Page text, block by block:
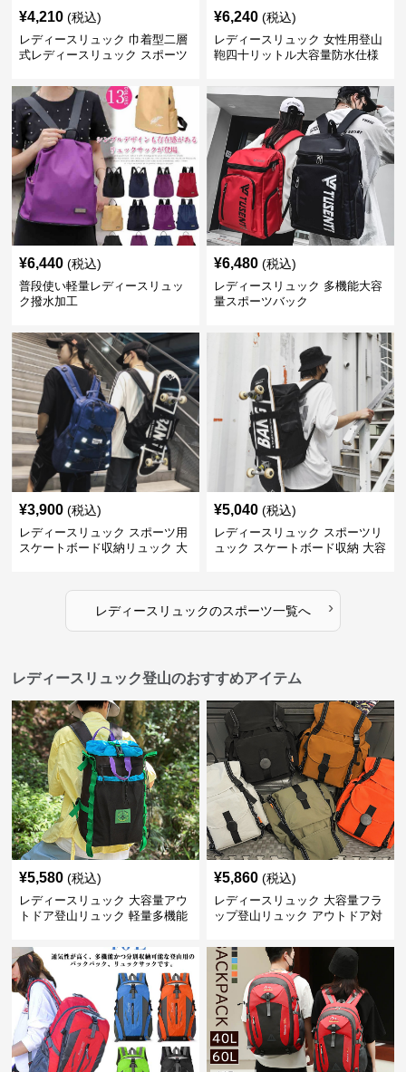
¥4,210 (税込)
レディースリュック 巾着型二層
式レディースリュック スポーツ
¥6,240 (税込)
レディースリュック 女性用登山
鞄四十リットル大容量防水仕様
¥6,440 (税込)
普段使い軽量レディースリュッ
ク撥水加工
¥6,480 (税込)
レディースリュック 多機能大容
量スポーツバック
¥3,900 (税込)
レディースリュック スポーツ用
スケートボード収納リュック 大
¥5,040 (税込)
レディースリュック スポーツリ
ュック スケートボード収納 大容
レディースリュックのスポーツ一覧へ ›
レディースリュック登山のおすすめアイテム
¥5,580 (税込)
レディースリュック 大容量アウ
トドア登山リュック 軽量多機能
¥5,860 (税込)
レディースリュック 大容量フラ
ップ登山リュック アウトドア対